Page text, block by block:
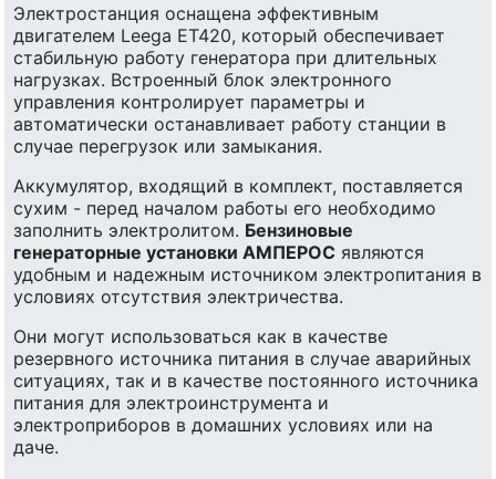
Электростанция оснащена эффективным
двигателем Leega ET420, который обеспечивает
стабильную работу генератора при длительных
нагрузках. Встроенный блок электронного
управления контролирует параметры и
автоматически останавливает работу станции в
случае перегрузок или замыкания.
Аккумулятор, входящий в комплект, поставляется
сухим - перед началом работы его необходимо
заполнить электролитом. Бензиновые
генераторные установки АМПЕРОС являются
удобным и надежным источником электропитания в
условиях отсутствия электричества.
Они могут использоваться как в качестве
резервного источника питания в случае аварийных
ситуациях, так и в качестве постоянного источника
питания для электроинструмента и
электроприборов в домашних условиях или на
даче.